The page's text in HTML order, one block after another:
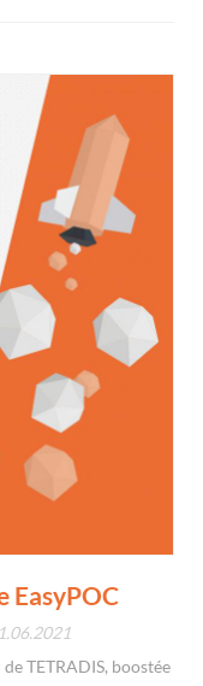
EasyPOC
TETRADIS, boostée